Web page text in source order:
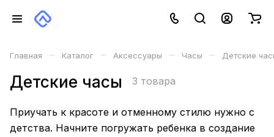
Главная – Каталог – Аксессуары – Часы – Детские
Детские часы 3 товара
Приучать к красоте и отменному стилю нужно с
детства. Начните погружать ребенка в создание